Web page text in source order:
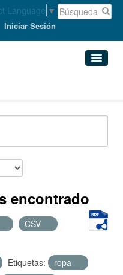
Language ▼
Iniciar Sesión
encontrado
CSV
Etiquetas:
ropa